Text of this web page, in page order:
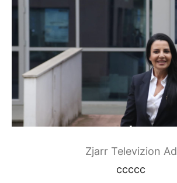
Zjarr Televizion Ad
ccccc